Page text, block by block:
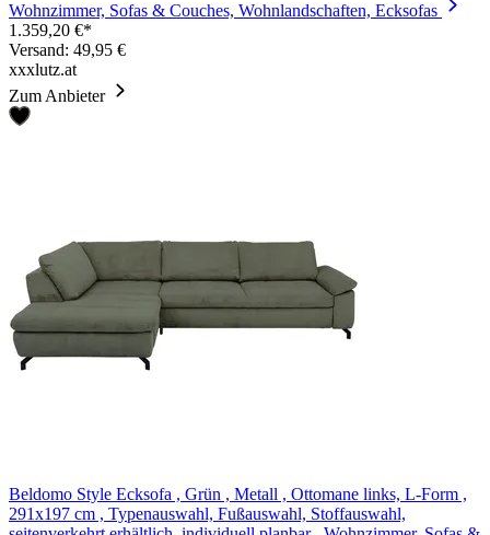
Wohnzimmer, Sofas & Couches, Wohnlandschaften, Ecksofas
1.359,20 €*
Versand: 49,95 €
xxxlutz.at
Zum Anbieter
Beldomo Style Ecksofa , Grün , Metall , Ottomane links, L-Form ,
291x197 cm , Typenauswahl, Fußauswahl, Stoffauswahl,